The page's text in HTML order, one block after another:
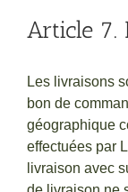
Article 7.
Les livraisons
bon de
géographique
effectuées par
livraison avec